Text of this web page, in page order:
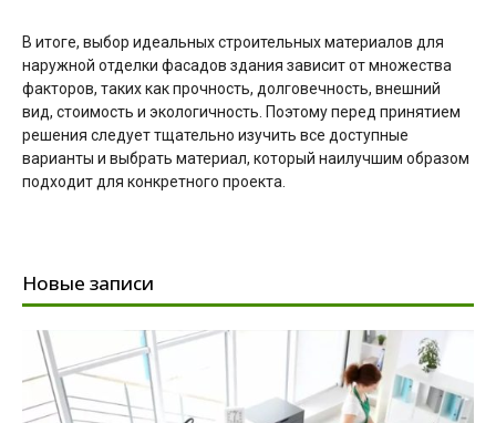
В итоге, выбор идеальных строительных материалов для
наружной отделки фасадов здания зависит от множества
факторов, таких как прочность, долговечность, внешний
вид, стоимость и экологичность. Поэтому перед принятием
решения следует тщательно изучить все доступные
варианты и выбрать материал, который наилучшим образом
подходит для конкретного проекта.
Новые записи